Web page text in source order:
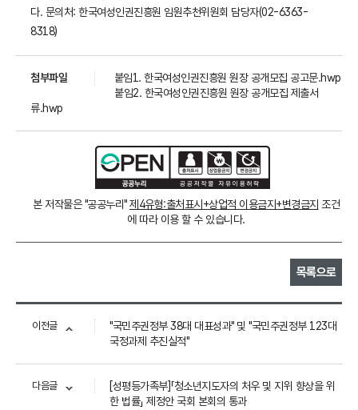
다. 문의처: 한국여성인권진흥원 임원추천위원회 담당자(02-6363-
8318)
첨부파일
붙임1. 한국여성인권진흥원 원장 공개모집 공고문.hwp
붙임2. 한국여성인권진흥원 원장 공개모집 제출서
류.hwp
본 저작물은 "공공누리"제4유형:출처표시+상업적 이용금지+변경금지 조건
에 따라 이용 할 수 있습니다.
목록으로
이전글
"국민주권정부 38대 대표성과" 및 "국민주권정부 123대
국정과제 추진실적"
다음글
[성평등가족부]「청소년지도자의 처우 및 지위 향상을 위
한 법률」 제정안 국회 본회의 통과